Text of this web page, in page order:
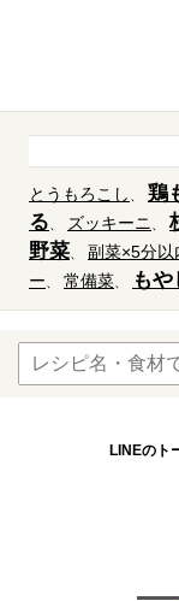
とうもろこし 鶏
る
ズッキーニ
野菜
副菜×5分以
ー
常備菜 もや
LINEのト